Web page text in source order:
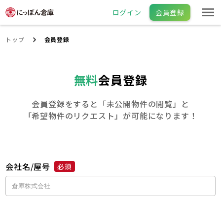
ログイン 会員登録
トップ 会員登録
無料会員登録
会員登録をすると「未公開物件の閲覧」と
「希望物件のリクエスト」が可能になります！
会社名/屋号 必須